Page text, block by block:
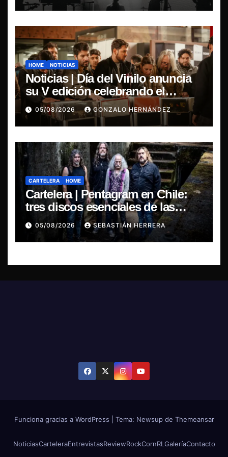
HOME NOTICIAS
Noticias | Día del Vinilo anuncia
su V edición celebrando el
regreso del 7″ fabricado en Chile
05/08/2026 GONZALO HERNÁNDEZ
CARTELERA HOME
Cartelera | Pentagram en Chile:
tres discos esenciales de las
leyendas del doom
05/08/2026 SEBASTIÁN HERRERA
Funciona gracias a WordPress Tema: Newsup de Themeansar
NoticiasCarteleraEntrevistasReviewRockCornRLGaleríaContacto